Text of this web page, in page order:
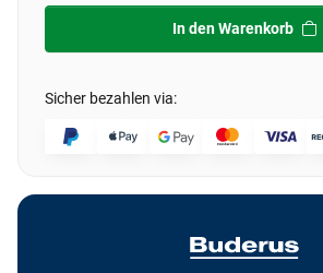
In den Warenkorb
Sicher bezahlen via: